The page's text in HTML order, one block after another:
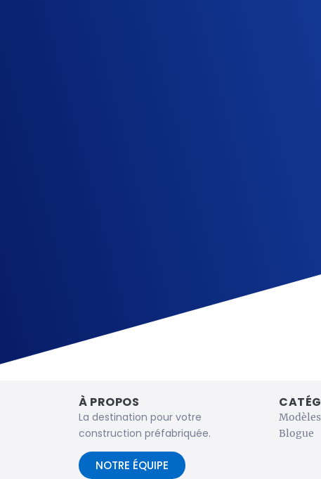
À PROPOS
La destination pour votre
construction préfabriquée.
NOTRE ÉQUIPE
Blogue